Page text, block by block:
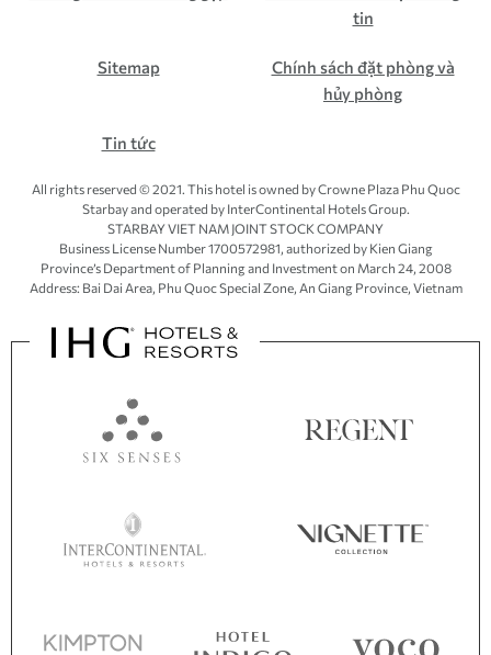
tin
Sitemap
Chính sách đặt phòng và
hủy phòng
Tin tức
All rights reserved © 2021. This hotel is owned by Crowne Plaza Phu Quoc
Starbay and operated by InterContinental Hotels Group.
STARBAY VIET NAM JOINT STOCK COMPANY
Business License Number 1700572981, authorized by Kien Giang
Province’s Department of Planning and Investmenton March 24, 2008
Address: Bai Dai Area, Phu Quoc Special Zone, An Giang Province, Vietnam